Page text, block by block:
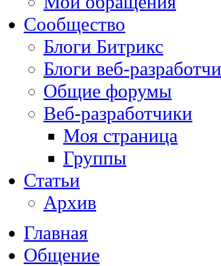
Сообщество
Блоги Битрикс
Блоги веб-
Общие форумы
Веб-разработчики
Моя страница
Группы
Статьи
Архив
Главная
Общение